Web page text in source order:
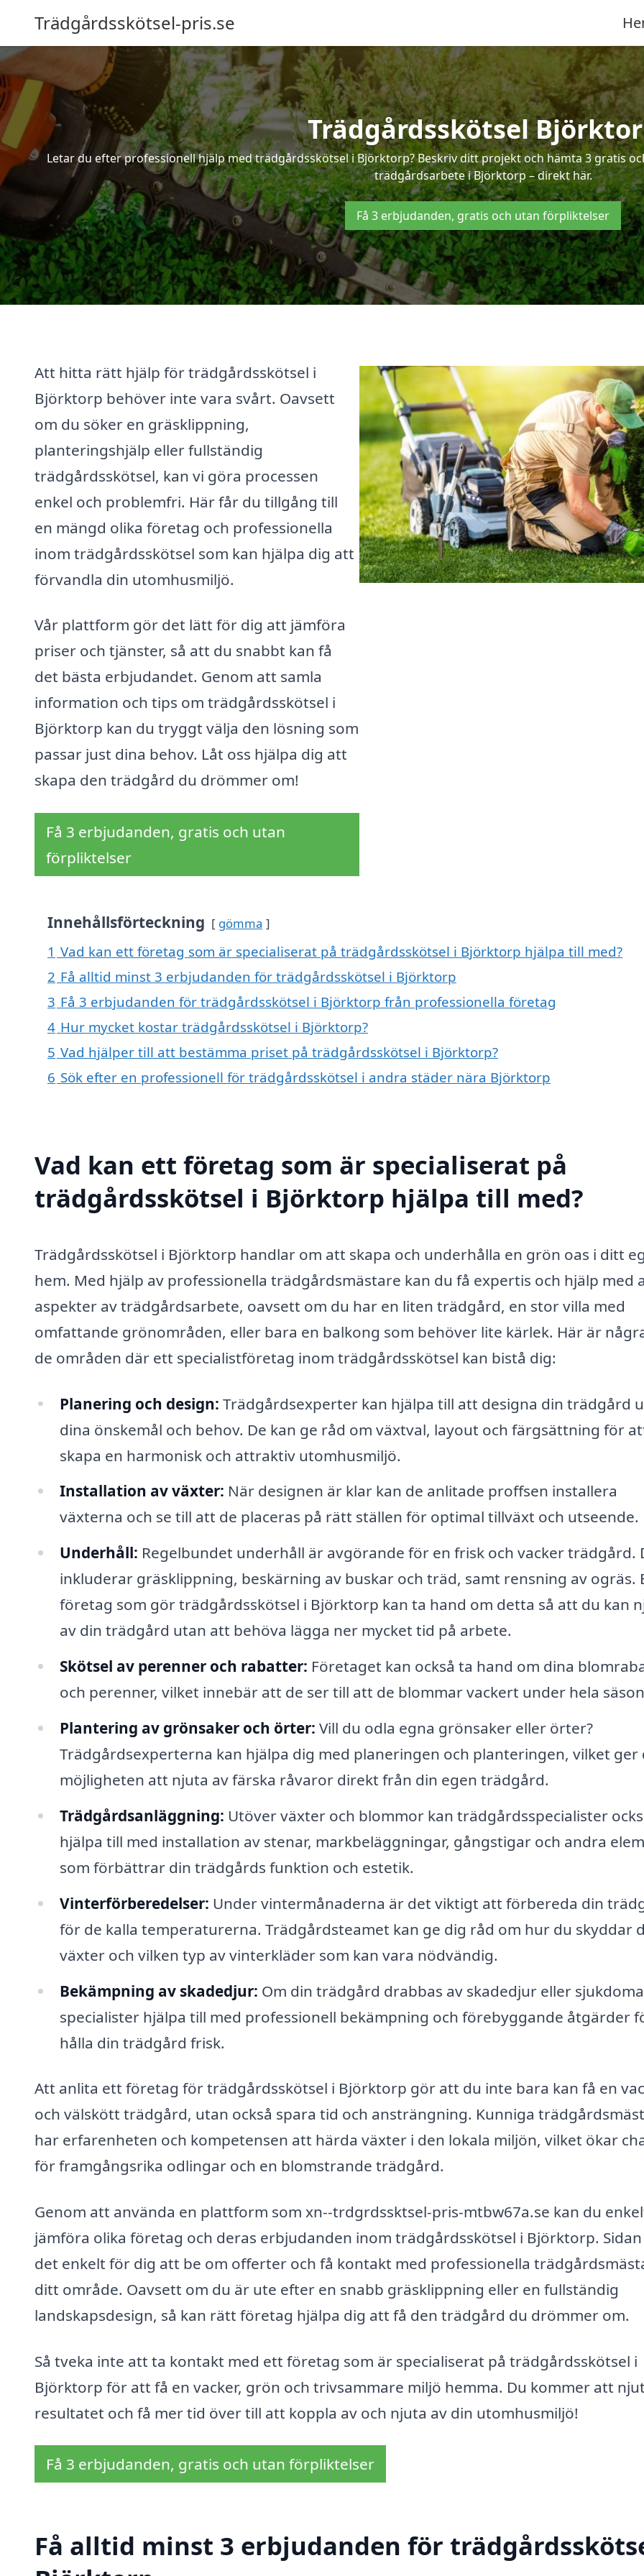
Trädgårdsskötsel-pris.se
Trädgårdsskötsel
Letar du efter professionell hjälp med trädgårdsskötsel i Björktorp? Beskriv ditt projekt och hämta 3 gratis
trädgårdsarbete i Björktorp – direkt här.
Få 3 erbjudanden, gratis och utan förpliktelser
Att hitta rätt hjälp för trädgårdsskötsel i
Björktorp behöver inte vara svårt. Oavsett
om du söker en gräsklippning,
planteringshjälp eller fullständig
trädgårdsskötsel, kan vi göra processen
enkel och problemfri. Här får du tillgång till
en mängd olika företag och professionella
inom trädgårdsskötsel som kan hjälpa dig att
förvandla din utomhusmiljö.
Vår plattform gör det lätt för dig att jämföra
priser och tjänster, så att du snabbt kan få
det bästa erbjudandet. Genom att samla
information och tips om trädgårdsskötsel i
Björktorp kan du tryggt välja den lösning som
passar just dina behov. Låt oss hjälpa dig att
skapa den trädgård du drömmer om!
Få 3 erbjudanden, gratis och utan
förpliktelser
Innehållsförteckning gömma
1 Vad kan ett företag som är specialiserat på trädgårdsskötsel i Björktorp hjälpa till med?
2 Få alltid minst 3 erbjudanden för trädgårdsskötsel i Björktorp
3 Få 3 erbjudanden för trädgårdsskötsel i Björktorp från professionella företag
4 Hur mycket kostar trädgårdsskötsel i Björktorp?
5 Vad hjälper till att bestämma priset på trädgårdsskötsel i Björktorp?
6 Sök efter en professionell för trädgårdsskötsel i andra städer nära Björktorp
Vad kan ett företag som är specialiserat på
trädgårdsskötsel i Björktorp hjälpa till med?
Trädgårdsskötsel i Björktorp handlar om att skapa och underhålla en grön oas i ditt
hem. Med hjälp av professionella trädgårdsmästare kan du få expertis och hjälp med
aspekter av trädgårdsarbete, oavsett om du har en liten trädgård, en stor villa med
omfattande grönområden, eller bara en balkong som behöver lite kärlek. Här är
de områden där ett specialistföretag inom trädgårdsskötsel kan bistå dig:
Planering och design: Trädgårdsexperter kan hjälpa till att designa din trädgård
dina önskemål och behov. De kan ge råd om växtval, layout och färgsättning för
skapa en harmonisk och attraktiv utomhusmiljö.
Installation av växter: När designen är klar kan de anlitade proffsen installera
växterna och se till att de placeras på rätt ställen för optimal tillväxt och utseende.
Underhåll: Regelbundet underhåll är avgörande för en frisk och vacker trädgård.
inkluderar gräsklippning, beskärning av buskar och träd, samt rensning av ogräs.
företag som gör trädgårdsskötsel i Björktorp kan ta hand om detta så att du kan
av din trädgård utan att behöva lägga ner mycket tid på arbete.
Skötsel av perenner och rabatter: Företaget kan också ta hand om dina
och perenner, vilket innebär att de ser till att de blommar vackert under hela
Plantering av grönsaker och örter: Vill du odla egna grönsaker eller örter?
Trädgårdsexperterna kan hjälpa dig med planeringen och planteringen, vilket ger
möjligheten att njuta av färska råvaror direkt från din egen trädgård.
Trädgårdsanläggning: Utöver växter och blommor kan trädgårdsspecialister
hjälpa till med installation av stenar, markbeläggningar, gångstigar och andra
som förbättrar din trädgårds funktion och estetik.
Vinterförberedelser: Under vintermånaderna är det viktigt att förbereda din
för de kalla temperaturerna. Trädgårdsteamet kan ge dig råd om hur du skyddar
växter och vilken typ av vinterkläder som kan vara nödvändig.
Bekämpning av skadedjur: Om din trädgård drabbas av skadedjur eller
specialister hjälpa till med professionell bekämpning och förebyggande åtgärder
hålla din trädgård frisk.
Att anlita ett företag för trädgårdsskötsel i Björktorp gör att du inte bara kan få en
och välskött trädgård, utan också spara tid och ansträngning. Kunniga
har erfarenheten och kompetensen att härda växter i den lokala miljön, vilket ökar
för framgångsrika odlingar och en blomstrande trädgård.
Genom att använda en plattform som xn--trdgrdssktsel-pris-mtbw67a.se kan du
jämföra olika företag och deras erbjudanden inom trädgårdsskötsel i Björktorp.
det enkelt för dig att be om offerter och få kontakt med professionella
ditt område. Oavsett om du är ute efter en snabb gräsklippning eller en fullständig
landskapsdesign, så kan rätt företag hjälpa dig att få den trädgård du drömmer om.
Så tveka inte att ta kontakt med ett företag som är specialiserat på trädgårdsskötsel i
Björktorp för att få en vacker, grön och trivsammare miljö hemma. Du kommer att
resultatet och få mer tid över till att koppla av och njuta av din utomhusmiljö!
Få 3 erbjudanden, gratis och utan förpliktelser
Få alltid minst 3 erbjudanden för